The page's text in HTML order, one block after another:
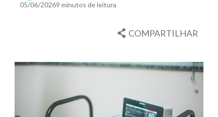
05/06/20269 minutos de leitura
COMPARTILHAR